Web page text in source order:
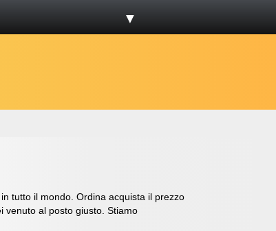
▼
tutto il mondo. Ordina acquista il prezzo
venuto al posto giusto. Stiamo